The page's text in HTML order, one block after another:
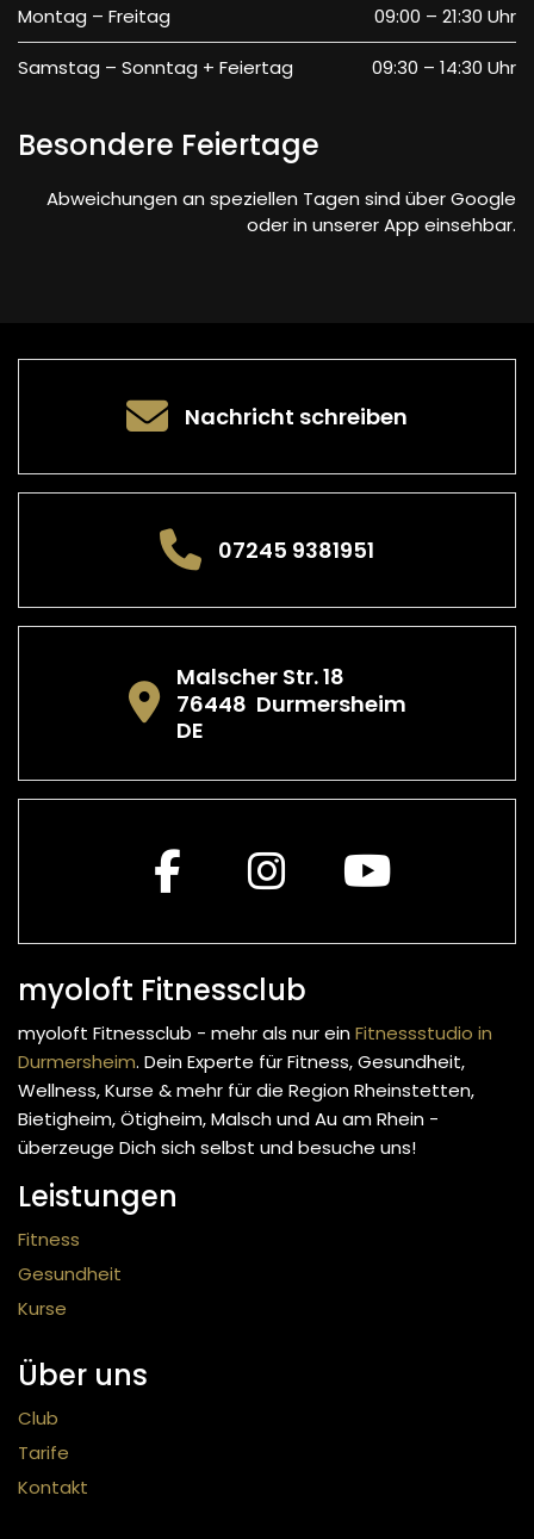
Montag – Freitag 09:00 – 21:30 Uhr
Samstag – Sonntag + Feiertag 09:30 – 14:30 Uhr
Besondere Feiertage
Abweichungen an speziellen Tagen sind über Google
oder in unserer App einsehbar.
Nachricht schreiben
07245 9381951
Malscher Str. 18
76448 Durmersheim
DE
myoloft Fitnessclub
myoloft Fitnessclub - mehr als nur einFitnessstudio in
Durmersheim. Dein Experte für Fitness, Gesundheit,
Wellness, Kurse & mehr für die Region Rheinstetten,
Bietigheim, Ötigheim, Malsch und Au am Rhein -
überzeuge Dich sich selbst und besuche uns!
Leistungen
Fitness
Gesundheit
Kurse
Über uns
Club
Tarife
Kontakt